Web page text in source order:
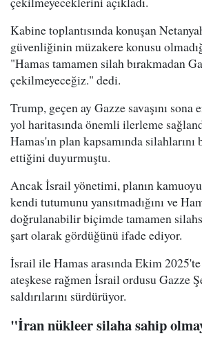
Kabine toplantısında konuşan
güvenliğinin müzakere konusu
"Hamas tamamen silah bırakmadan
çekilmeyeceğiz." dedi.
Trump, geçen ay Gazze savaşını
yol haritasında önemli ilerleme
Hamas'ın plan kapsamında silahlarını
ettiğini duyurmuştu.
Ancak İsrail yönetimi, planın
kendi tutumunu yansıtmadığını ve
doğrulanabilir biçimde tamamen
şart olarak gördüğünü ifade ediyor.
İsrail ile Hamas arasında Ekim
ateşkese rağmen İsrail ordusu Gazze
saldırılarını sürdürüyor.
"İran nükleer silaha sahip